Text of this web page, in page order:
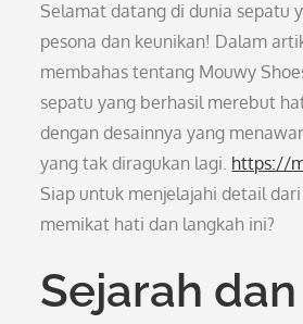
Selamat datang di dunia sepatu
pesona dan keunikan! Dalam
membahas tentang Mouwy
sepatu yang berhasil merebut
dengan desainnya yang
yang tak diragukan lagi. https://
Siap untuk menjelajahi detail
memikat hati dan langkah ini?
Sejarah dan